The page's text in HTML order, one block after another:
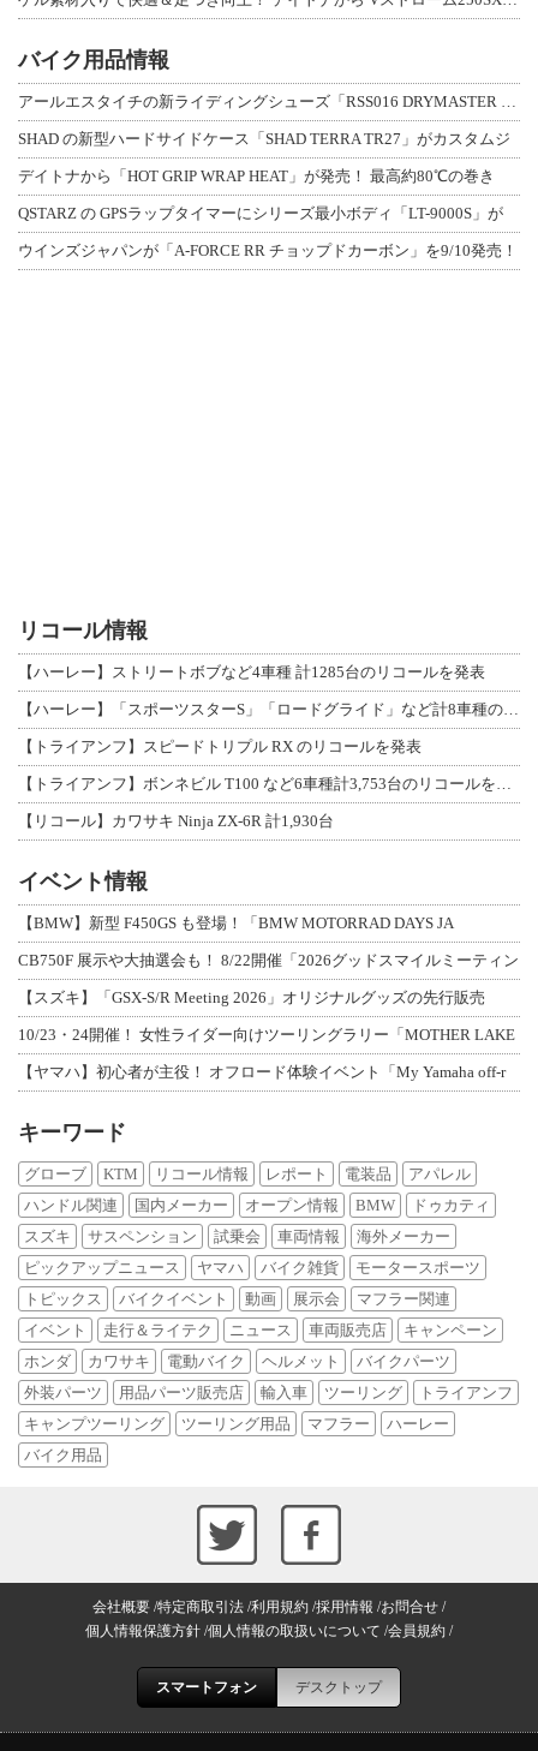
バイク用品情報
SHAD の新型ハードサイドケース「SHAD TERRA TR27」がカスタムジ
デイトナから「HOT GRIP WRAP HEAT」が発売！ 最高約80℃の巻き
QSTARZ の GPSラップタイマーにシリーズ最小ボディ「LT-9000S」が
ウインズジャパンが「A-FORCE RR チョップドカーボン」を9/10発売！
リコール情報
【ハーレー】ストリートボブなど4車種 計1285台のリコールを発表
【トライアンフ】スピードトリプル RX のリコールを発表
【リコール】カワサキ Ninja ZX-6R 計1,930台
イベント情報
【BMW】新型 F450GS も登場！「BMW MOTORRAD DAYS JA
CB750F 展示や大抽選会も！ 8/22開催「2026グッドスマイルミーティン
【スズキ】「GSX-S/R Meeting 2026」オリジナルグッズの先行販売
10/23・24開催！ 女性ライダー向けツーリングラリー「MOTHER LAKE
【ヤマハ】初心者が主役！ オフロード体験イベント「My Yamaha off-r
キーワード
グローブ KTM リコール情報 レポート 電装品
アパレル
ハンドル関連
国内メーカー オープン情報 BMW
ドゥカティ
スズキ
サスペンション 試乗会 車両情報
海外メーカー
ピックアップニュース
ヤマハ バイク雑貨
モータースポーツ
トピックス
バイクイベント 動画 展示会
マフラー関連
イベント
走行＆ライテク ニュース 車両販売店
キャンペーン
ホンダ
カワサキ 電動バイク ヘルメット
バイクパーツ
外装パーツ
用品パーツ販売店 輸入車 ツーリング
トライアンフ
キャンプツーリング
ツーリング用品 マフラー
ハーレー
バイク用品
会社概要 特定商取引法 利用規約 採用情報 お問合せ
個人情報保護方針 個人情報の取扱いについて 会員規約
スマートフォン デスクトップ